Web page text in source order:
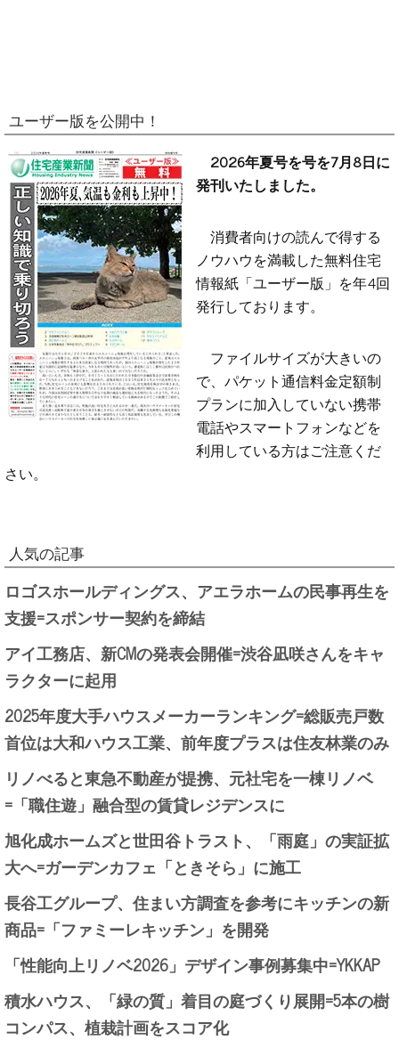
ユーザー版を公開中！
2026年夏号を号を7月8日に
発刊いたしました。
消費者向けの読んで得する
ノウハウを満載した無料住宅
情報紙「ユーザー版」を年4回
発行しております。
ファイルサイズが大きいの
で、パケット通信料金定額制
プランに加入していない携帯
電話やスマートフォンなどを
利用している方はご注意くだ
さい。
人気の記事
ロゴスホールディングス、アエラホームの民事再生を
支援=スポンサー契約を締結
アイ工務店、新CMの発表会開催=渋谷凪咲さんをキャ
ラクターに起用
2025年度大手ハウスメーカーランキング=総販売戸数
首位は大和ハウス工業、前年度プラスは住友林業のみ
リノべると東急不動産が提携、元社宅を一棟リノベ
=「職住遊」融合型の賃貸レジデンスに
旭化成ホームズと世田谷トラスト、「雨庭」の実証拡
大へ=ガーデンカフェ「ときそら」に施工
長谷工グループ、住まい方調査を参考にキッチンの新
商品=「ファミーレキッチン」を開発
「性能向上リノベ2026」デザイン事例募集中=YKKAP
積水ハウス、「緑の質」着目の庭づくり展開=5本の樹
コンパス、植栽計画をスコア化